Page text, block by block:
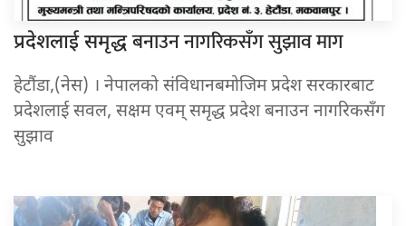
प्रदेशलाई समृद्धबनाउन नागरिकसँग सुझाव माग
हेटौंडा,(नेस) । नेपालको संविधानबमोजिम प्रदेश सरकारबाट
प्रदेशलाई सवल, सक्षम एवम् समृद्ध प्रदेश बनाउन नागरिकसँग
सुझाव